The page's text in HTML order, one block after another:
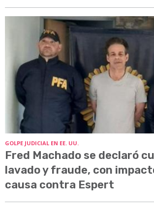
GOLPE JUDICIAL EN EE. UU.
Fred Machado se declaró
lavado y fraude, con
causa contra Espert